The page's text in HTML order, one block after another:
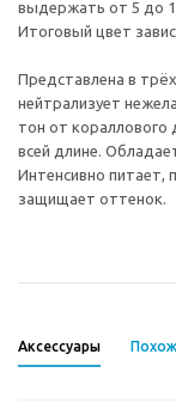
выдержать от 5 до
Итоговый цвет
Представлена в
нейтрализует
тон от
всей длине.
Интенсивно питает,
защищает оттенок.
Аксессуары